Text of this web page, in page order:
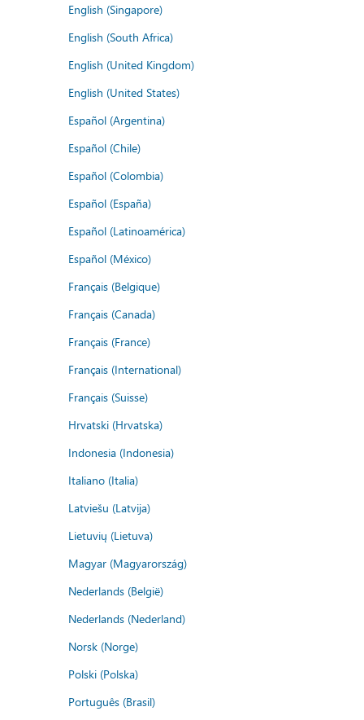
English (Singapore)
English (South Africa)
English (United Kingdom)
English (United States)
Español (Argentina)
Español (Chile)
Español (Colombia)
Español (España)
Español (Latinoamérica)
Español (México)
Français (Belgique)
Français (Canada)
Français (France)
Français (International)
Français (Suisse)
Hrvatski (Hrvatska)
Indonesia (Indonesia)
Italiano (Italia)
Latviešu (Latvija)
Lietuvių (Lietuva)
Magyar (Magyarország)
Nederlands (België)
Nederlands (Nederland)
Norsk (Norge)
Polski (Polska)
Português (Brasil)